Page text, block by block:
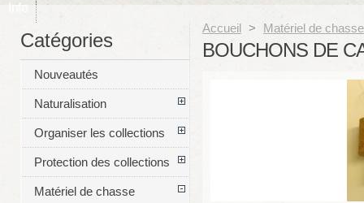
Info
Accueil > Matériel de chasse
BOUCHONS DE
Catégories
Nouveautés
Naturalisation
Organiser les collections
Protection des collections
Matériel de chasse